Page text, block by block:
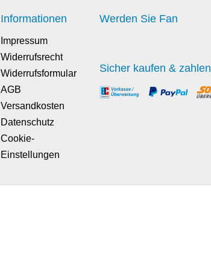
Informationen
Impressum
Widerrufsrecht
Widerrufsformular
AGB
Versandkosten
Datenschutz
Cookie-
Einstellungen
Werden Sie Fan
Sicher kaufen & zahlen